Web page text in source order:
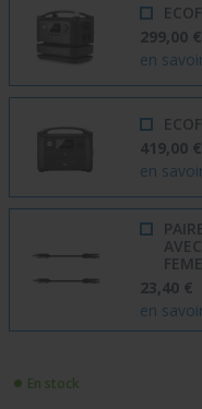
299,00 €
en
419,00 €
en
23,40 €
en
En stock